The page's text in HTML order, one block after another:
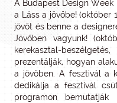
A Budapest Design
a Láss a jövőbe! (október
jövőt és benne a
Jövőben vagyunk!
kerekasztal-
prezentálják, hogyan
a jövőben. A fesztivál a
dedikálja a fesztivál
programon